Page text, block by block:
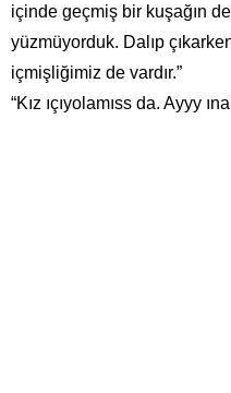
içinde geçmiş bir kuşağın
yüzmüyorduk. Dalıp
içmişliğimiz de vardır.”
“Kız ıçıyolamıss da. Ayyy